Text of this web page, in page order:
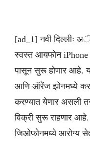
[ad_1] नवी दिल्लीः
स्वस्त आयफोन iPhone
पासून सुरू होणार आहे.
आणि ऑरेंज झोनमध्ये
करण्यात येणार असली
विक्री सुरू राहणार आहे.
जिओफोनमध्ये